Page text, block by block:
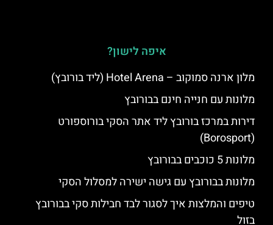
איפה לישון?
מלון ארנה סמוקוב – Hotel Arena (ליד בורובץ)
מלונות עם חנייה חינם בבורובץ
דירות במרכז בורובץ ליד אתר הסקי בורוספורט
(Borosport)
מלונות 5 כוכבים בבורובץ
מלונות בבורובץ עם גישה ישירה למסלול הסקי
טיפים והמלצות איך לסגור לבד חבילות סקי בבורובץ
בזול